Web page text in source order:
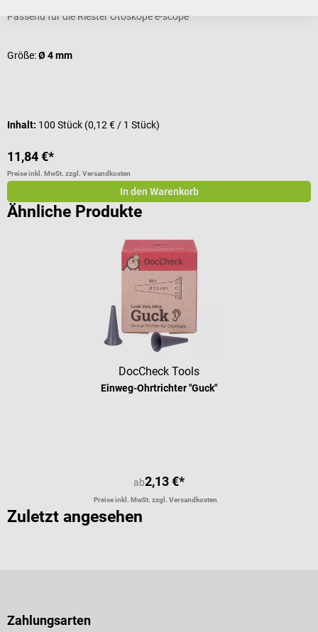
Passend für die Riester Otoskope e-scope
Größe:Ø 4 mm
Inhalt: 100 Stück (0,12 € / 1 Stück)
11,84 €*
Preise inkl. MwSt. zzgl. Versandkosten
In den Warenkorb
Ähnliche Produkte
DocCheck Tools
Einweg-Ohrtrichter "Guck"
ab2,13 €*
Preise inkl. MwSt. zzgl. Versandkosten
Zuletzt angesehen
Zahlungsarten